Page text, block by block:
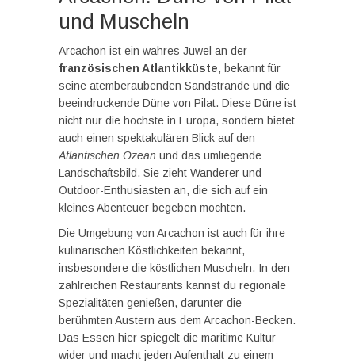
und Muscheln
Arcachon ist ein wahres Juwel an der
französischen Atlantikküste, bekannt für
seine atemberaubenden Sandstrände und die
beeindruckende Düne von Pilat. Diese Düne ist
nicht nur die höchste in Europa, sondern bietet
auch einen spektakulären Blick auf den
Atlantischen Ozean und das umliegende
Landschaftsbild. Sie zieht Wanderer und
Outdoor-Enthusiasten an, die sich auf ein
kleines Abenteuer begeben möchten.
Die Umgebung von Arcachon ist auch für ihre
kulinarischen Köstlichkeiten bekannt,
insbesondere die köstlichen Muscheln. In den
zahlreichen Restaurants kannst du regionale
Spezialitäten genießen, darunter die
berühmten Austern aus dem Arcachon-Becken.
Das Essen hier spiegelt die maritime Kultur
wider und macht jeden Aufenthalt zu einem